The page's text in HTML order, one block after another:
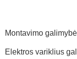
Montavimo
Elektros variklius